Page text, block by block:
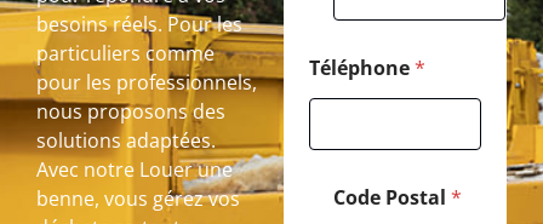
besoins réels. Pour les
particuliers comme
pour les professionnels,
nous proposons des
solutions adaptées.
Avec notre Louer une
benne, vous gérez vos
Téléphone*
Code Postal *